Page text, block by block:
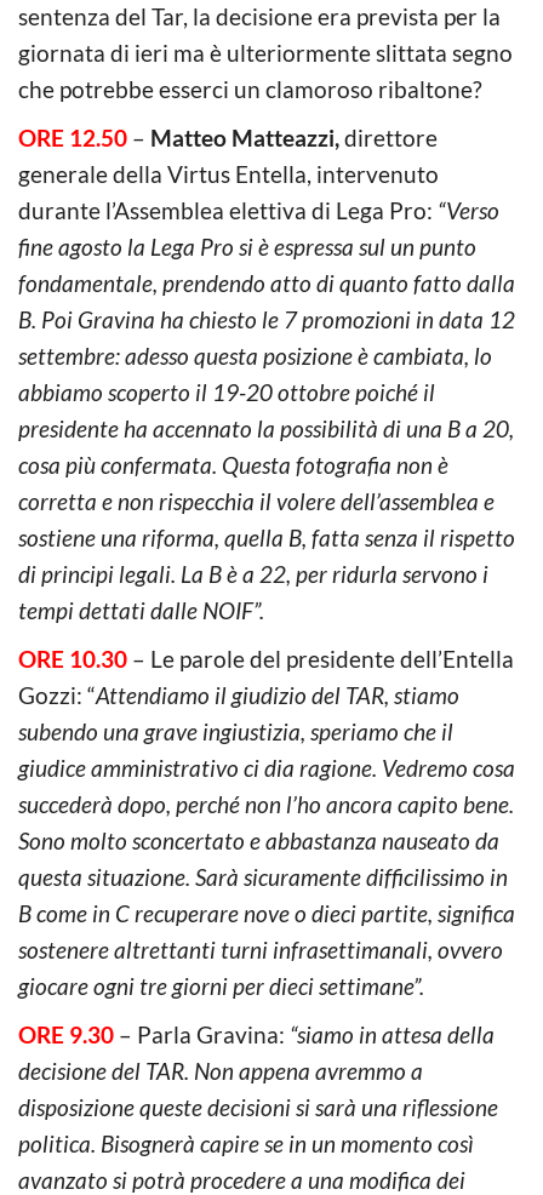
sentenza del Tar, la decisione era prevista per la
giornata di ieri ma è ulteriormente slittata segno
che potrebbe esserci un clamoroso ribaltone?
ORE 12.50 – Matteo Matteazzi,direttore
generale della Virtus Entella, intervenuto
durante l’Assemblea elettiva di Lega Pro: “Verso
fine agosto la Lega Pro si è espressa sul un punto
fondamentale, prendendo atto di quanto fatto dalla
B. Poi Gravina ha chiesto le 7 promozioni in data 12
settembre: adesso questa posizione è cambiata, lo
abbiamo scoperto il 19-20 ottobre poiché il
presidente ha accennato la possibilità di una B a 20,
cosa più confermata. Questa fotografia non è
corretta e non rispecchia il volere dell’assemblea e
sostiene una riforma, quella B, fatta senza il rispetto
di principi legali. La B è a 22, per ridurla servono i
tempi dettati dalle NOIF”.
ORE 10.30 – Le parole del presidente dell’Entella
Gozzi: “Attendiamo il giudizio del TAR, stiamo
subendo una grave ingiustizia, speriamo che il
giudice amministrativo ci dia ragione. Vedremo cosa
succederà dopo, perché non l’ho ancora capito bene.
Sono molto sconcertato e abbastanza nauseato da
questa situazione. Sarà sicuramente difficilissimo in
B come in C recuperare nove o dieci partite, significa
sostenere altrettanti turni infrasettimanali, ovvero
giocare ogni tre giorni per dieci settimane”.
ORE 9.30 – Parla Gravina: “siamo in attesa della
decisione del TAR. Non appena avremmo a
disposizione queste decisioni si sarà una riflessione
politica. Bisognerà capire se in un momento così
avanzato si potrà procedere a una modifica dei